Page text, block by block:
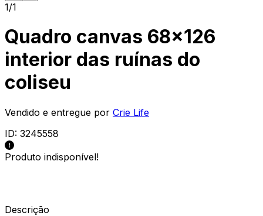
1/1
Quadro canvas 68x126
interior das ruínas do
coliseu
Vendido e entregue por Crie Life
ID: 3245558
Produto indisponível!
Descrição